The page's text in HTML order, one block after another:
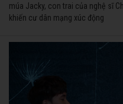
múa Jacky, con trai của nghệ sĩ
khiến cư dân mạng xúc động